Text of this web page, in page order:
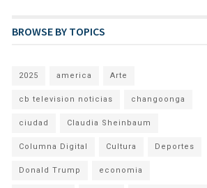
BROWSE BY TOPICS
2025 america Arte
cb television noticias changoonga
ciudad Claudia Sheinbaum
Columna Digital Cultura Deportes
Donald Trump economia